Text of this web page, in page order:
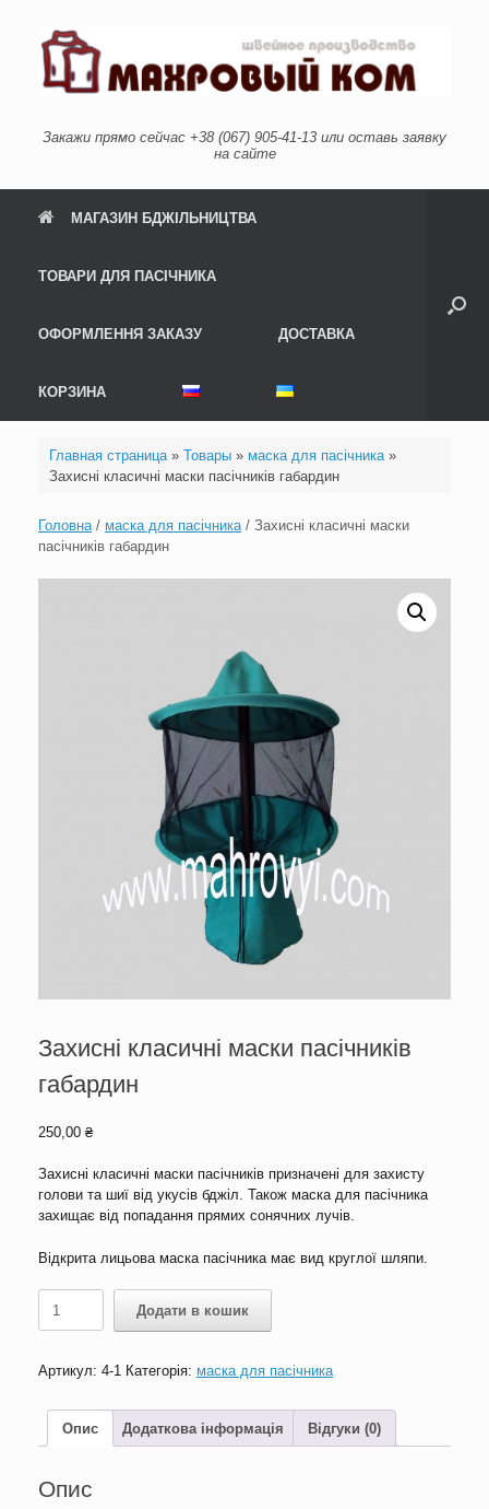
content
Закажи прямо сейчас +38 (067) 905-41-13 или оставь заявку
на сайте
МАГАЗИН БДЖІЛЬНИЦТВА
ТОВАРИ ДЛЯ ПАСІЧНИКА
ОФОРМЛЕННЯ ЗАКАЗУ ДОСТАВКА
КОРЗИНА
Главная страница» Товары» маска для пасічника»
Захисні класичні маски пасічників габардин
Головна/ маска для пасічника/ Захисні класичні маски
пасічників габардин
Захисні класичні маски пасічників
габардин
250,00 ₴
Захисні класичні маски пасічників призначені для захисту
голови та шиї від укусів бджіл. Також маска для пасічника
захищає від попадання прямих сонячних лучів.
Відкрита лицьова маска пасічника має вид круглої шляпи.
класичні
пасічників
габардин
Додати в кошик
Артикул: 4-1 Категорія: маска для пасічника
Опис Додаткова інформація Відгуки (0)
Опис